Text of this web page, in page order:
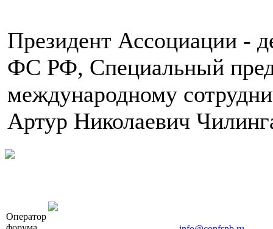
Президент Ассоциации -
ФС РФ, Специальный
международному
Артур Николаевич
Оператор